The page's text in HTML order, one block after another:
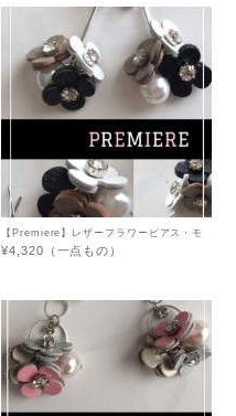
【Premiere】レザーフラワーピアス・モ
カ系
¥4,320（一点もの）